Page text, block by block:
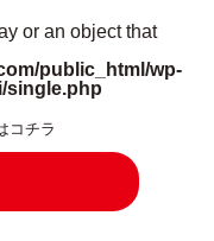
or an object that
public_html/wp-
single.php
コチラ